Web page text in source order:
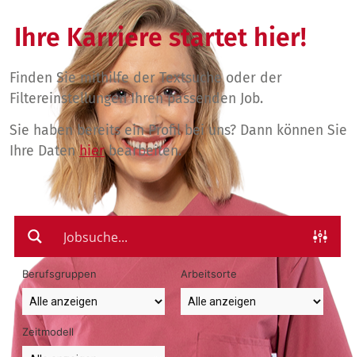
Ihre Karriere startet hier!
Finden Sie mithilfe der Textsuche oder der
Filtereinstellungen Ihren passenden Job.
Sie haben bereits ein Profil bei uns? Dann können Sie
Ihre Datenhierbearbeiten.
Berufsgruppen Arbeitsorte
Zeitmodell